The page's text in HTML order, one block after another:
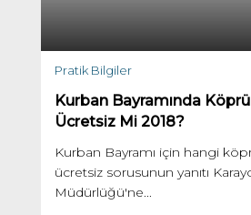
Pratik Bilgiler
Kurban Bayramında
Ücretsiz Mi 2018?
Kurban Bayramı için hangi
ücretsiz sorusunun yanıtı
Müdürlüğü'ne...